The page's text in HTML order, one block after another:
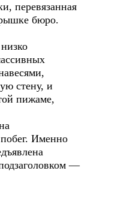
перевязанная
бюро.
стену, и
пижаме,
Именно
—